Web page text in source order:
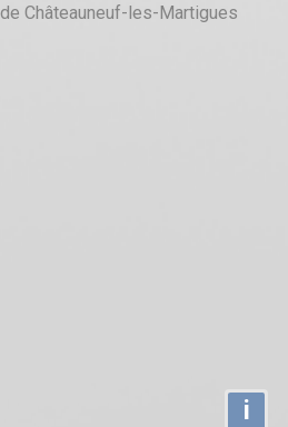
Châteauneuf-les-Martigues
i